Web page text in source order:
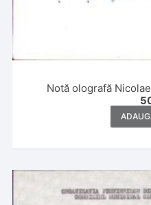
Notă olografă